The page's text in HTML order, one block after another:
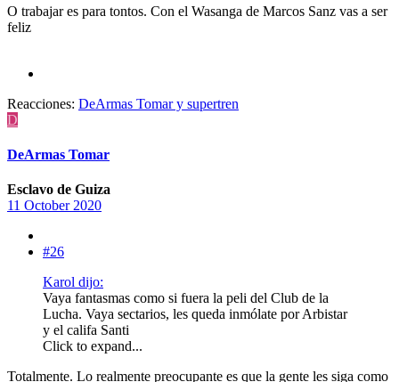
O trabajar es para tontos. Con el Wasanga de Marcos Sanz vas a ser
feliz
Reacciones: DeArmas Tomary supertren
D
DeArmas Tomar
Esclavo de Guiza
11 October 2020
#26
Karol dijo:
Vaya fantasmas como si fuera la peli del Club de la
Lucha. Vaya sectarios, les queda inmólate por Arbistar
y el califa Santi
Click to expand...
Totalmente. Lo realmente preocupante es que la gente les siga como